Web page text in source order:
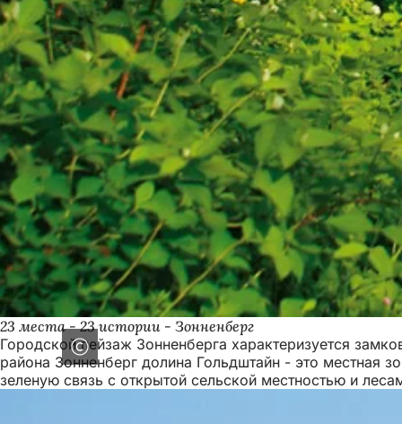
23 места - 23 истории - Зонненберг
Городской пейзаж Зонненберга характеризуется
района Зонненберг долина Гольдштайн - это местная
зеленую связь с открытой сельской местностью и